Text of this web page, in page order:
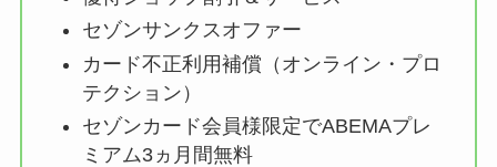
セゾンサンクスオファー
カード不正利用補償（オンライン・プロ
テクション）
セゾンカード会員様限定でABEMAプレ
ミアム3ヵ月間無料